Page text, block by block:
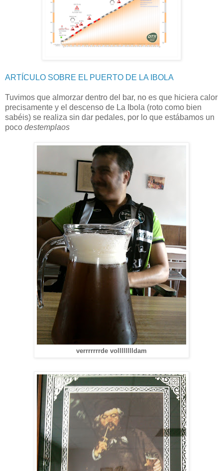
ARTÍCULO SOBRE EL PUERTO DE LA IBOLA
Tuvimos que almorzar dentro del bar, no es que hiciera calor
precisamente y el descenso de La Ibola (roto como bien
sabéis) se realiza sin dar pedales, por lo que estábamos un
poco destemplaos
verrrrrrrde volllllllldam